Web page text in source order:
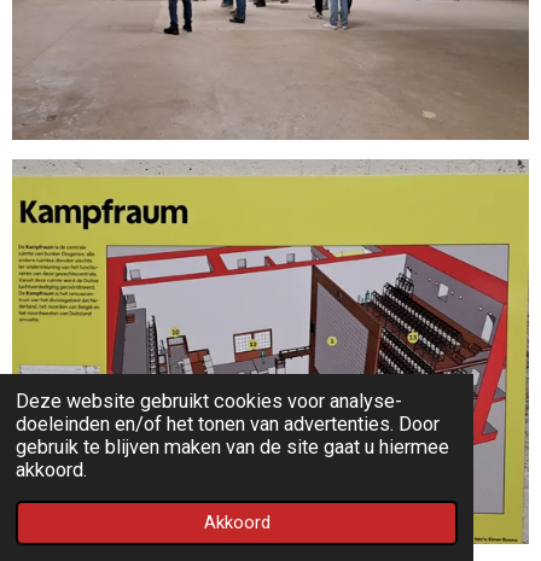
Deze website gebruikt cookies voor analyse-
doeleinden en/of het tonen van advertenties. Door
gebruik te blijven maken van de site gaat u hiermee
akkoord.
Akkoord